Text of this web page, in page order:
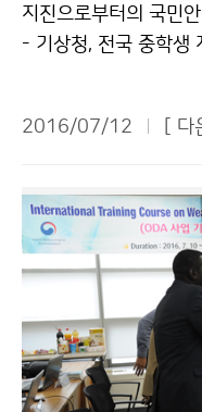
지진으로부터의 국민
- 기상청, 전국 중학생
5명의 땅울림 동아리
‘땅울림’ 단원들은 7
지진 관련 전문가 및
과 및 대응요령 정보 콘
등의 임무를 수행하고
에 앞장서게 됩니다.
2016/07/12 [